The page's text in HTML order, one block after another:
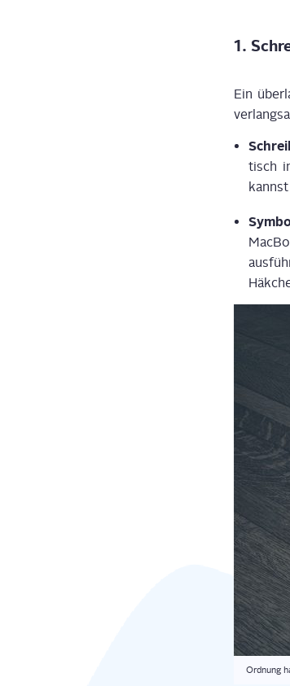
1.
Ein
tisch
Ord­nung